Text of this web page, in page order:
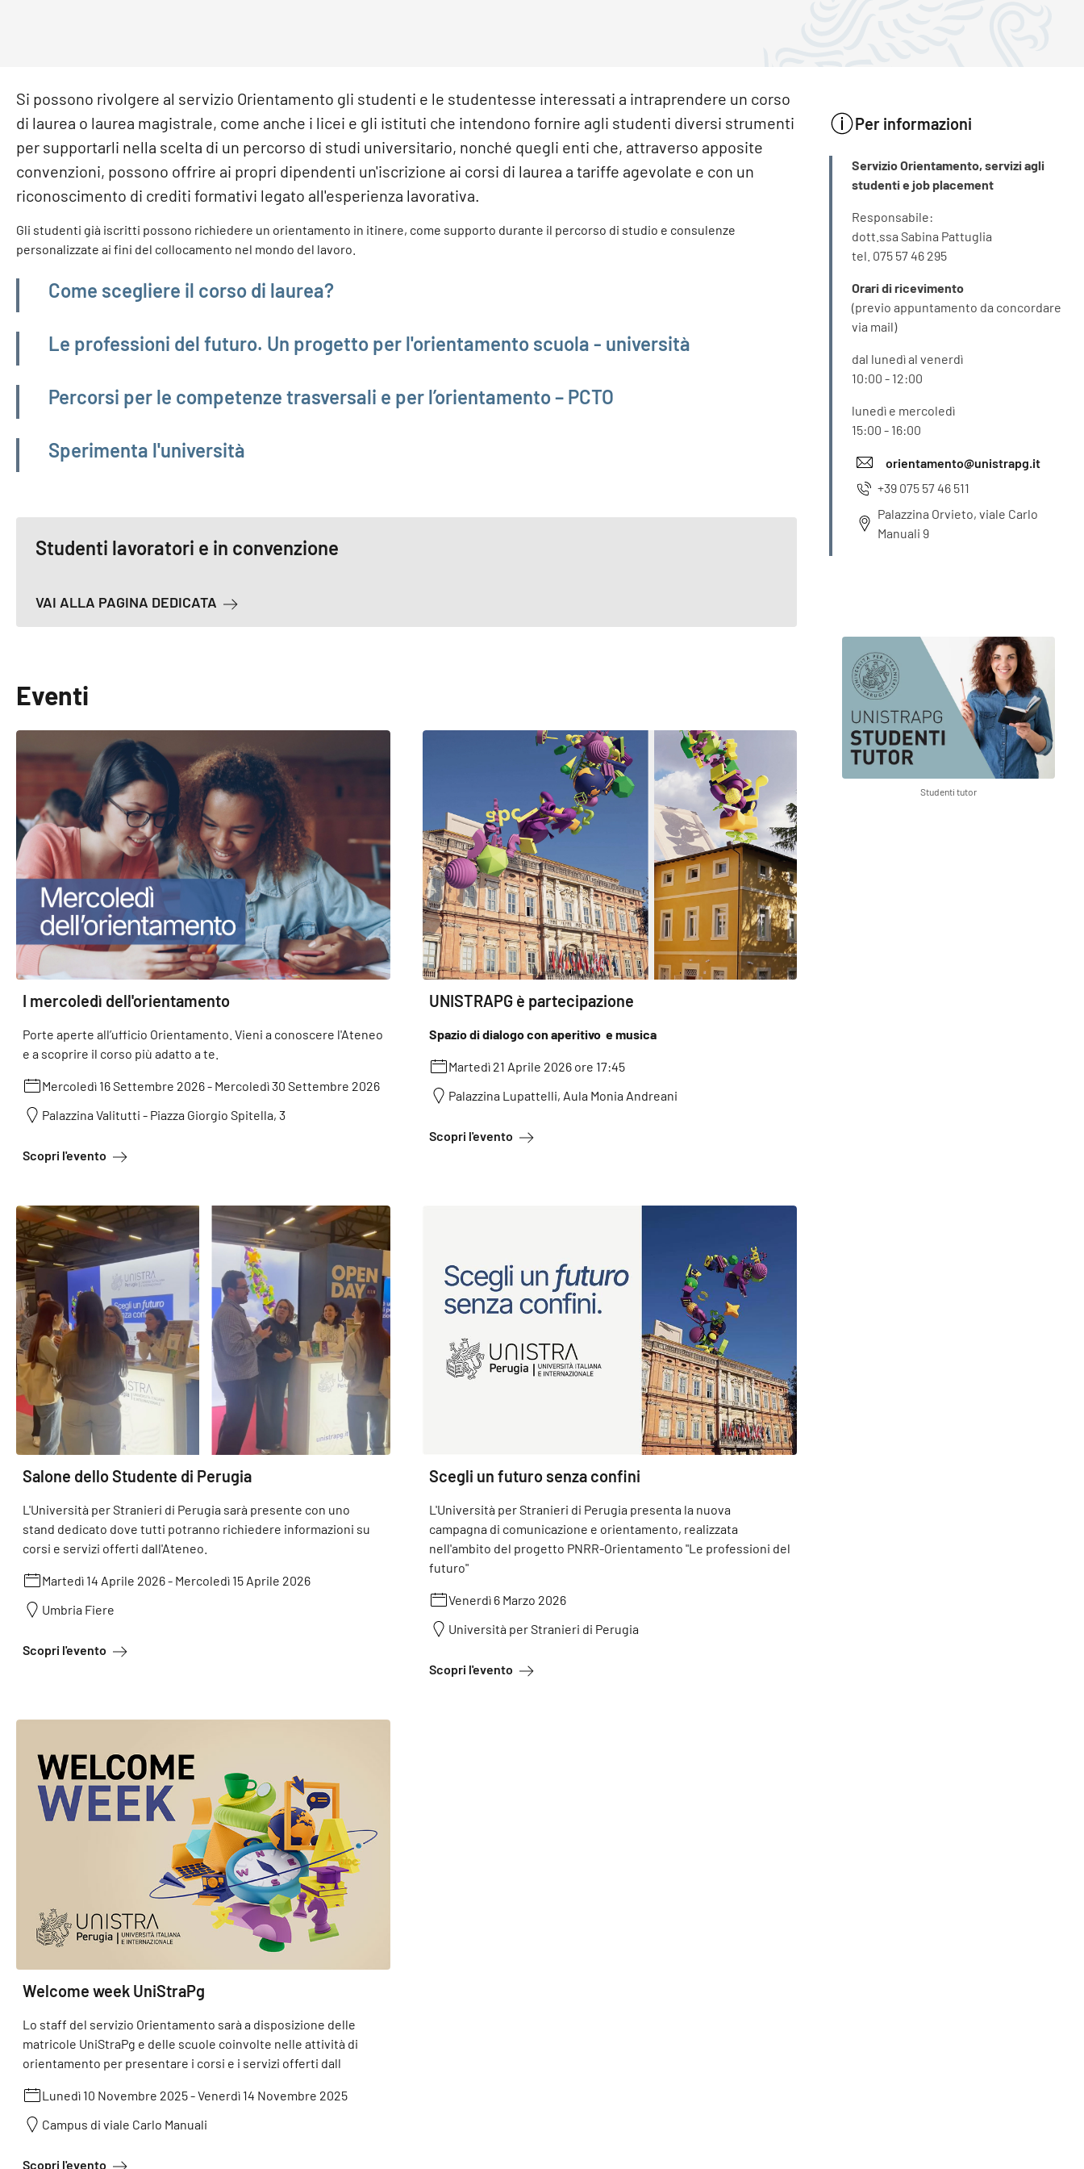
Si possono rivolgere al servizio Orientamento gli studenti e le studentesse interessati a intraprendere un corso
di laurea o laurea magistrale, come anche i licei e gli istituti che intendono fornire agli studenti diversi strumenti
per supportarli nella scelta di un percorso di studi universitario, nonché quegli enti che, attraverso apposite
convenzioni, possono offrire ai propri dipendenti un'iscrizione ai corsi di laurea a tariffe agevolate e con un
riconoscimento di crediti formativi legato all'esperienza lavorativa.
Gli studenti già iscritti possono richiedere un orientamento in itinere, come supporto durante il percorso di studio e consulenze
personalizzate ai fini del collocamento nel mondo del lavoro.
Navigazione principale
Come scegliere il corso di laurea?
Le professioni del futuro. Un progetto per l'orientamento scuola - università
Percorsi per le competenze trasversali e per l’orientamento – PCTO
Sperimenta l'università
Studenti lavoratori e in convenzione
VAI ALLA PAGINA DEDICATA A PROPOSITO DI STUDENTI LAVORATORI E IN CONVENZIONE
Eventi
I mercoledì dell'orientamento
Porte aperte all’ufficio Orientamento. Vieni a conoscere l'Ateneo
e a scoprire il corso più adatto a te.
Mercoledì 16 Settembre 2026- Mercoledì 30 Settembre 2026
Palazzina Valitutti - Piazza Giorgio Spitella, 3
Scopri l'evento a proposito di I mercoledì dell'orientamento
UNISTRAPG è partecipazione
Spazio di dialogo con aperitivo e musica
Martedì 21 Aprile 2026 ore 17:45
Palazzina Lupattelli, Aula Monia Andreani
Scopri l'evento a proposito di UNISTRAPG è partecipazione
Salone dello Studente di Perugia
L'Università per Stranieri di Perugia sarà presente con uno
stand dedicato dove tutti potranno richiedere informazioni su
corsi e servizi offerti dall'Ateneo.
Martedì 14 Aprile 2026- Mercoledì 15 Aprile 2026
Umbria Fiere
Scopri l'evento a proposito di Salone dello Studente di Perugia
Scegli un futuro senza confini
L'Università per Stranieri di Perugia presenta la nuova
campagna di comunicazione e orientamento, realizzata
nell'ambito del progetto PNRR-Orientamento "Le professioni del
futuro"
Venerdì 6 Marzo 2026
Università per Stranieri di Perugia
Scopri l'evento a proposito di Scegli un futuro senza confini
Welcome week UniStraPg
Lo staff del servizio Orientamento sarà a disposizione delle
matricole UniStraPg e delle scuole coinvolte nelle attività di
orientamento per presentare i corsi e i servizi offerti dall
Lunedì 10 Novembre 2025-Venerdì 14 Novembre 2025
Campus di viale Carlo Manuali
Scopri l'evento a proposito di Welcome week UniStraPg
Per informazioni
INFORMAZIONI
Servizio Orientamento, servizi agli
studenti e job placement
Responsabile:
dott.ssa Sabina Pattuglia
tel. 075 57 46 295
Orari di ricevimento
(previo appuntamento da concordare
via mail)
dal lunedì al venerdì
10:00 - 12:00
lunedì e mercoledì
15:00 - 16:00
orientamento@unistrapg.it
+39 075 57 46 511
Palazzina Orvieto, viale Carlo
Manuali 9
Studenti tutor